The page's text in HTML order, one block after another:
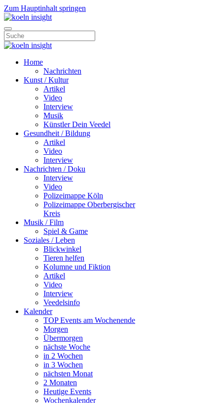
Zum Hauptinhalt springen
Home
Nachrichten
Kunst / Kultur
Artikel
Video
Interview
Musik
Künstler Dein Veedel
Gesundheit / Bildung
Artikel
Video
Interview
Nachrichten / Doku
Interview
Video
Polizeimappe Köln
Polizeimappe Oberbergischer
Kreis
Musik / Film
Spiel & Game
Soziales / Leben
Blickwinkel
Tieren helfen
Kolumne und Fiktion
Artikel
Video
Interview
Veedelsinfo
Kalender
TOP Events am Wochenende
Morgen
Übermorgen
nächste Woche
in 2 Wochen
in 3 Wochen
nächsten Monat
2 Monaten
Heutige Events
Wochenkalender